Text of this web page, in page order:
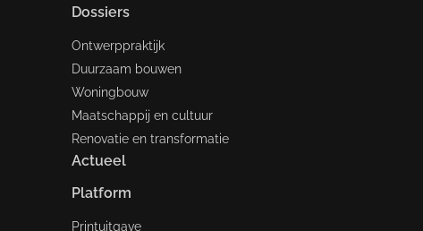
Dossiers
Ontwerppraktijk
Duurzaam bouwen
Woningbouw
Maatschappij en cultuur
Renovatie en transformatie
Actueel
Platform
Printuitgave